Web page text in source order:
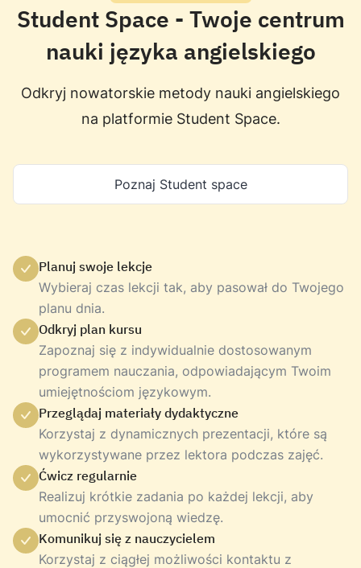
Student Space - Twoje centrum
nauki języka angielskiego
Odkryj nowatorskie metody nauki angielskiego
na platformie Student Space.
Poznaj Student space
Planuj swoje lekcje
Wybieraj czas lekcji tak, aby pasował do Twojego
planu dnia.
Odkryj plan kursu
Zapoznaj się z indywidualnie dostosowanym
programem nauczania, odpowiadającym Twoim
umiejętnościom językowym.
Przeglądaj materiały dydaktyczne
Korzystaj z dynamicznych prezentacji, które są
wykorzystywane przez lektora podczas zajęć.
Ćwicz regularnie
Realizuj krótkie zadania po każdej lekcji, aby
umocnić przyswojoną wiedzę.
Komunikuj się z nauczycielem
Korzystaj z ciągłej możliwości kontaktu z